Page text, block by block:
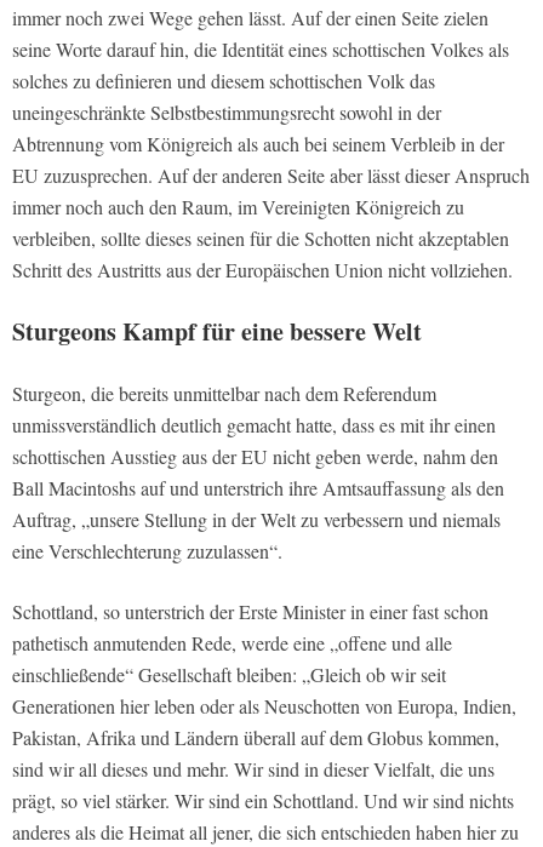
immer noch zwei Wege gehen lässt. Auf der einen Seite zielen
seine Worte darauf hin, die Identität eines schottischen Volkes als
solches zu definieren und diesem schottischen Volk das
uneingeschränkte Selbstbestimmungsrecht sowohl in der
Abtrennung vom Königreich als auch bei seinem Verbleib in der
EU zuzusprechen. Auf der anderen Seite aber lässt dieser Anspruch
immer noch auch den Raum, im Vereinigten Königreich zu
verbleiben, sollte dieses seinen für die Schotten nicht akzeptablen
Schritt des Austritts aus der Europäischen Union nicht vollziehen.
Sturgeons Kampf für eine bessere Welt
Sturgeon, die bereits unmittelbar nach dem Referendum
unmissverständlich deutlich gemacht hatte, dass es mit ihr einen
schottischen Ausstieg aus der EU nicht geben werde, nahm den
Ball Macintoshs auf und unterstrich ihre Amtsauffassung als den
Auftrag, „unsere Stellung in der Welt zu verbessern und niemals
eine Verschlechterung zuzulassen“.
Schottland, so unterstrich der Erste Minister in einer fast schon
pathetisch anmutenden Rede, werde eine „offene und alle
einschließende“ Gesellschaft bleiben: „Gleich ob wir seit
Generationen hier leben oder als Neuschotten von Europa, Indien,
Pakistan, Afrika und Ländern überall auf dem Globus kommen,
sind wir all dieses und mehr. Wir sind in dieser Vielfalt, die uns
prägt, so viel stärker. Wir sind ein Schottland. Und wir sind nichts
anderes als die Heimat all jener, die sich entschieden haben hier zu